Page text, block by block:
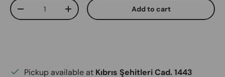
Qty
Decrease quantityIncrease quantity Add to cart
Pickup available at Kıbrıs Şehitleri Cad. 1443